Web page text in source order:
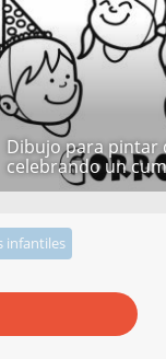
Dibujo para pintar
celebrando un
infantiles